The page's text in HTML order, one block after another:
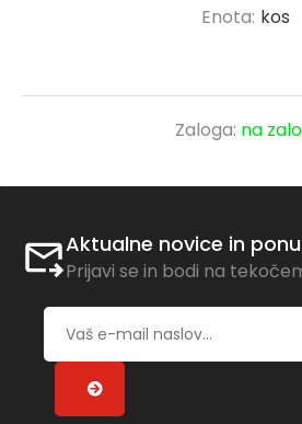
Enota: kos
Zaloga: na
Aktualne novice in
Prijavi se in bodi na